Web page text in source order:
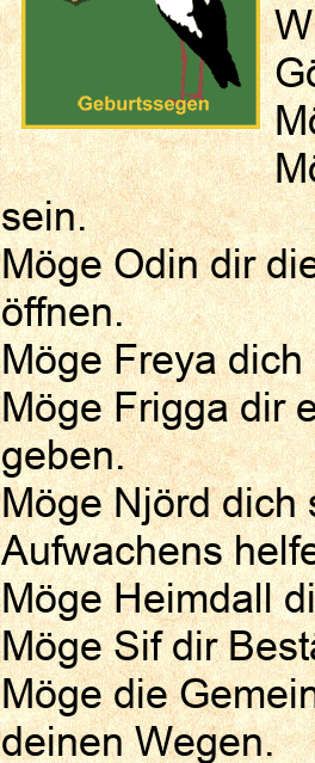
sein.
Möge Odin dir
öffnen.
Möge Freya
Möge Frigga dir
geben.
Möge Njörd dich
Aufwachens
Möge Heimdall
Möge Sif dir
Möge die
deinen Wegen.